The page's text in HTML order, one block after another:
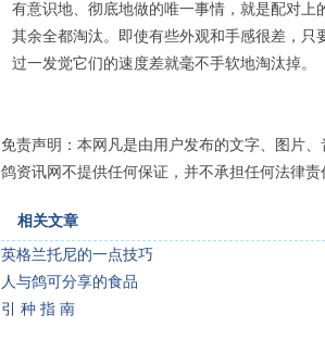
有意识地、彻底地做的唯一事情，就是配对上
其余全都淘汰。即使有些外观和手感很差，
过一发觉它们的速度差就毫不手软地淘汰掉。
免责声明：本网凡是由用户发布的文字、图片
鸽资讯网不提供任何保证，并不承担任何法律责
相关文章
英格兰托尼的一点技巧
人与鸽可分享的食品
引 种 指 南